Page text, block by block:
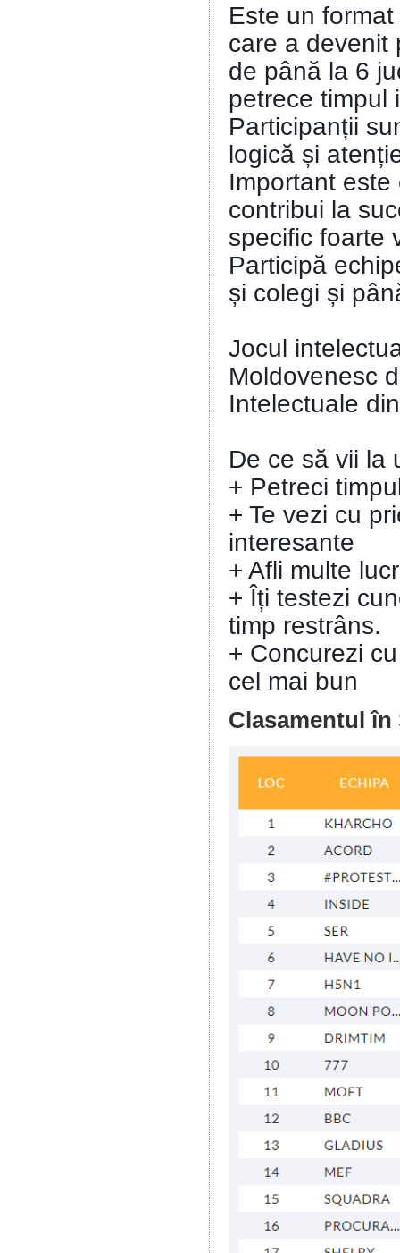
Este un
care a devenit
de până la 6
petrece timpul
Participanții
logică și
Important
contribui la
specific foarte
Participă
și colegi și
Jocul
Moldovenesc
Intelectuale
De ce să vii la
+ Petreci
+ Te vezi cu
interesante
+ Afli multe
+ Îți testezi
timp restrâns.
+ Concurezi
cel mai bun
Clasamentul în